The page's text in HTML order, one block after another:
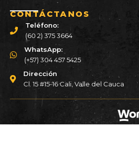
CONTÁCTANOS
Teléfono:
(60 2) 375 3664
WhatsApp:
(+57) 304 457 5425
Dirección
Cl. 15 #15-16 Cali, Valle del Cauca